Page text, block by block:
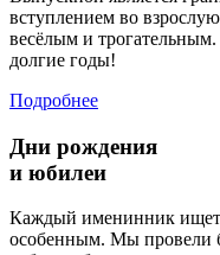
вступлением во
весёлым и
долгие годы!
Подробнее
Дни рождения
и юбилеи
Каждый именинник ищет
особенным. Мы провели